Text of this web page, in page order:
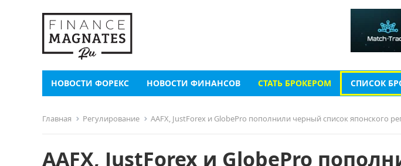
НОВОСТИ ФОРЕКС НОВОСТИ ФИНАНСОВ СТАТЬ БРОКЕРОМ СПИСОК
Главная Регулирование AAFX, JustForex и GlobePro пополнили черный список японского
AAFX, JustForex и GlobePro